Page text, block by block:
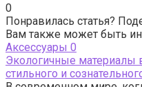
0
Понравилась статья?
Вам также может быть
Аксессуары 0
Экологичные материалы
стильного и